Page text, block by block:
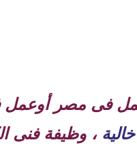
، وظيفة فنى